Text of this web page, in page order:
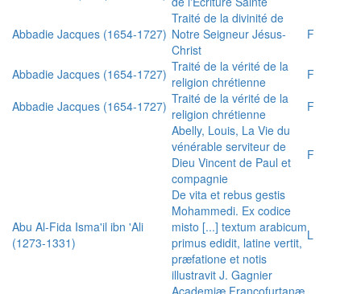
Abbadie Jacques (1654-1727)
Traité de la divinité de
Notre Seigneur Jésus-
Christ
F
Abbadie Jacques (1654-1727) Traité de la vérité de la
religion chrétienne
F
Abbadie Jacques (1654-1727) Traité de la vérité de la
religion chrétienne
F
Abelly, Louis, La Vie du
vénérable serviteur de
Dieu Vincent de Paul et
compagnie
F
Abu Al-Fida Isma'il ibn 'Ali
(1273-1331)
De vita et rebus gestis
Mohammedi. Ex codice
misto [...] textum arabicum
primus edidit, latine vertit,
præfatione et notis
illustravit J. Gagnier
L
Academiæ Francofurtanæ